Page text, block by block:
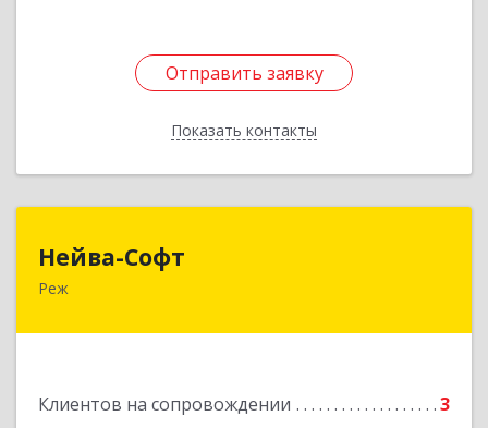
Отправить заявку
Показать контакты
Отправить заявку
Назад
Нейва-Софт
Реж
Клиентов на сопровождении
3
623750, Свердловская обл, Режевской р-н, Реж